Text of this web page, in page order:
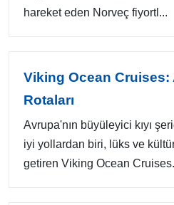
hareket eden Norveç fiyortl...
Viking Ocean Cruises:
Rotaları
Avrupa'nın büyüleyici kıyı
iyi yollardan biri, lüks ve
getiren Viking Ocean